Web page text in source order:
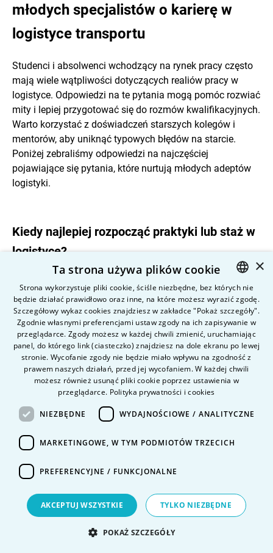
młodych specjalistów o karierę w
logistyce transportu
Studenci i absolwenci wchodzący na rynek pracy często
mają wiele wątpliwości dotyczących realiów pracy w
logistyce. Odpowiedzi na te pytania mogą pomóc rozwiać
mity i lepiej przygotować się do rozmów kwalifikacyjnych.
Warto korzystać z doświadczeń starszych kolegów i
mentorów, aby uniknąć typowych błędów na starcie.
Poniżej zebraliśmy odpowiedzi na najczęściej
pojawiające się pytania, które nurtują młodych adeptów
logistyki.
Kiedy najlepiej rozpocząć praktyki lub staż w
logistyce?
doświadczenia jest okres studiów, najlepiej już po drugim
roku, gdy posiada się podstawową wiedzę teoretyczną.
Im wcześniej zaczniesz, tym więcej różnych działów i firm
będziesz mógł przetestować przed podjęciem stałej pracy.
Czekanie z praktykami do ostatniego semestru lub do
obrony dyplomu może sprawić, że na rynku pracy
będziesz w tyle za bardziej proaktywnymi rówieśnikami.
Wiele firm oferuje elastyczne godziny staży, co pozwala
łączyć je z zajęciami na uczelni.
Jakie firmy są najlepsze do zdobycia
pierwszego doświadczenia?
Na start warto rozważyć duże firmy spedycyjne lub
szeroki wachlarz usług i ustrukturyzowane programy
POLISH
ENGLISH
×
Ta strona używa plików cookie
Strona wykorzystuje pliki cookie, ściśle niezbędne, bez których nie
będzie działać prawidłowo oraz inne, na które możesz wyrazić zgodę.
Szczegółowy wykaz cookies znajdziesz w zakładce "Pokaż szczegóły".
Zgodnie własnymi preferencjami ustaw zgody na ich zapisywanie w
przeglądarce. Zgody możesz w każdej chwili zmienić, uruchamiając
panel, do którego link (ciasteczko) znajdziesz na dole ekranu po lewej
stronie. Wycofanie zgody nie będzie miało wpływu na zgodność z
prawem naszych działań, przed jej wycofaniem. W każdej chwili
możesz również usunąć pliki cookie poprzez ustawienia w
przeglądarce. Polityka prywatności i cookies
NIEZBĘDNE WYDAJNOŚCIOWE / ANALITYCZNE
MARKETINGOWE, W TYM PODMIOTÓW TRZECICH
PREFERENCYJNE / FUNKCJONALNE
AKCEPTUJ WSZYSTKIE TYLKO NIEZBĘDNE
POKAŻ SZCZEGÓŁY